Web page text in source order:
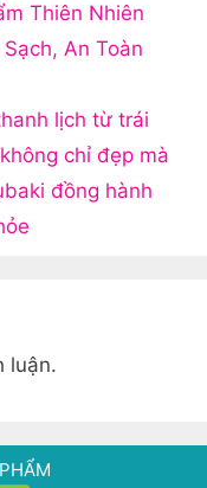
Thiên Nhiên
An Toàn
lịch từ trái
chỉ đẹp mà
đồng hành
luận.